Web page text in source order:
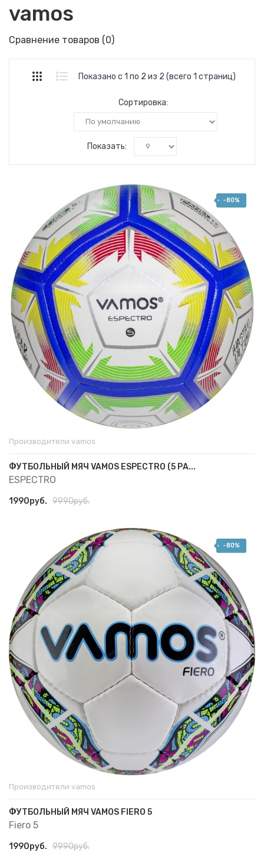
vamos
Сравнение товаров (0)
Показано с 1 по 2 из 2 (всего 1 страниц)
Сортировка:
Показать:
-80%
Производители vamos
ФУТБОЛЬНЫЙ МЯЧ VAMOS ESPECTRO (5 РА...
ESPECTRO
1990руб. 9990руб.
-80%
Производители vamos
ФУТБОЛЬНЫЙ МЯЧ VAMOS FIERO 5
Fiero 5
1990руб. 9990руб.